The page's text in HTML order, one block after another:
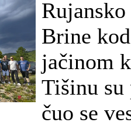
Brine
jačinom
Tišinu
čuo se